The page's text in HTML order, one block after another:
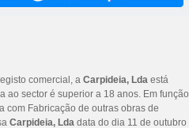
comercial, a Carpideia, Lda está
ao sector é superior a 18 anos. Em função
com Fabricação de outras obras de
Carpideia, Lda data do dia 11 de outubro